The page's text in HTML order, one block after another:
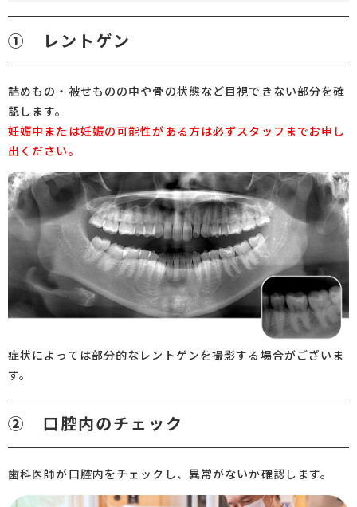
① レントゲン
詰めもの・被せものの中や骨の状態など目視できない部分を確
認します。
妊娠中または妊娠の可能性がある方は必ずスタッフまでお申し
出ください。
症状によっては部分的なレントゲンを撮影する場合がございま
す。
② 口腔内のチェック
歯科医師が口腔内をチェックし、異常がないか確認します。